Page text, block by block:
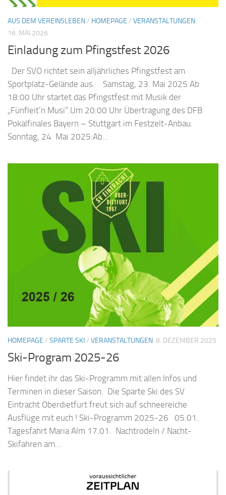
AUS DEM VEREINSLEBEN/ HOMEPAGE / VERANSTALTUNGEN
16. MAI 2026
Einladung zum Pfingstfest 2026
Der SVO richtet sein alljährliches Pfingstfest am
Sportplatz-Gelände aus. Samstag, 23. Mai 2025:Ab
18:00 Uhr startet das Pfingstfest mit Musik der
„Fünfleit’n Musi“.Um 20:00 Uhr Übertragung des DFB
Pokalfinales Bayern – Stuttgart im Festzelt-Anbau.
Sonntag, 24. Mai 2025:Ab...
HOMEPAGE / SPARTE SKI/ VERANSTALTUNGEN 8. DEZEMBER 2025
Ski-Program 2025-26
Hier findet ihr das Ski-Programm mit allen Infos und
Terminen in dieser Saison. Die Sparte Ski des SV
Eintracht Oberdietfurt freut sich auf schneereiche
Ausflüge mit euch ! Ski-Programm 2025-26 05.01.
Tagesfahrt Maria Alm 17.01. Nachtrodeln / Nacht-
Skifahren am...